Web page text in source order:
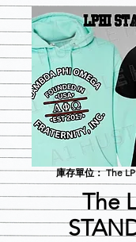
庫存單位： The
The